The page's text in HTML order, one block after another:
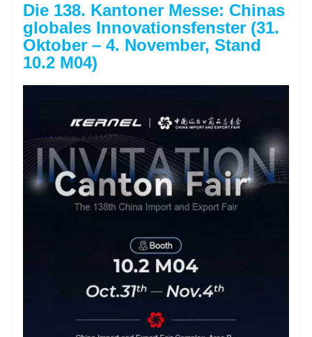
Die 138. Kantoner Messe: Chinas
globales Innovationsfenster (31.
Oktober – 4. November, Stand
10.2 M04)